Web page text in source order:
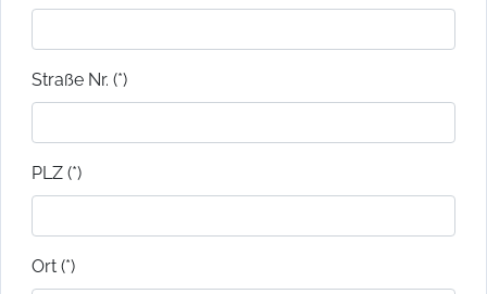
Straße Nr. (*)
PLZ (*)
Ort (*)